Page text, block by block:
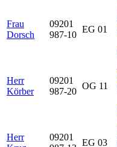
Frau
Dorsch
09201
987-10
EG 01
Herr
Körber
09201
987-20
OG 11
Herr
09201
EG 03